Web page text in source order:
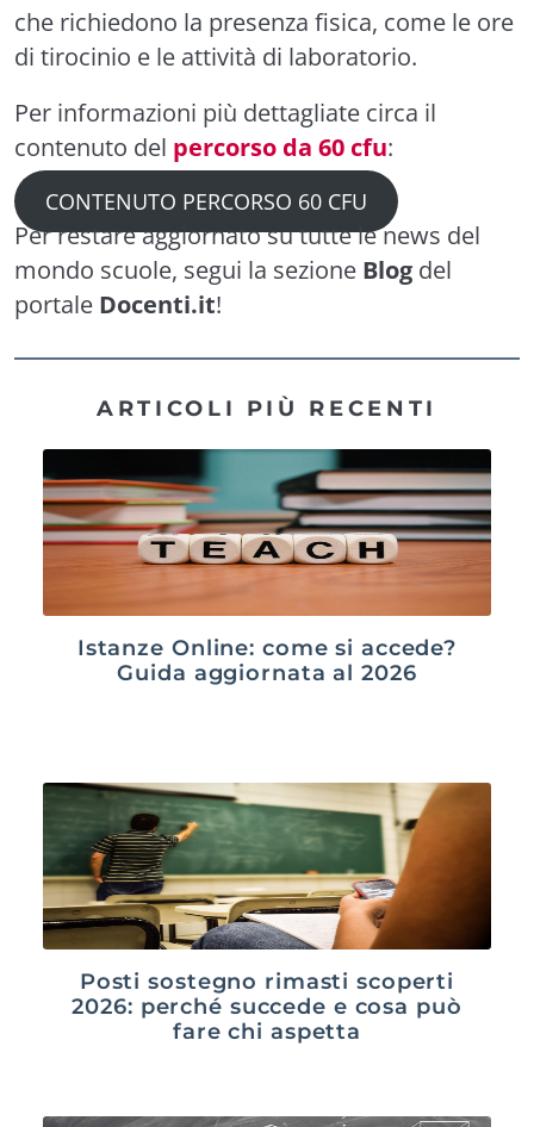
che richiedono la presenza fisica, come le ore
di tirocinio e le attività di laboratorio.
Per informazioni più dettagliate circa il
contenuto del percorso da 60 cfu:
CONTENUTO PERCORSO 60 CFU
Per restare aggiornato su tutte le news del
mondo scuole, segui la sezione Blog del
portale Docenti.it!
ARTICOLI PIÙ RECENTI
Istanze Online: come si accede?
Guida aggiornata al 2026
Posti sostegno rimasti scoperti
2026: perché succede e cosa può
fare chi aspetta